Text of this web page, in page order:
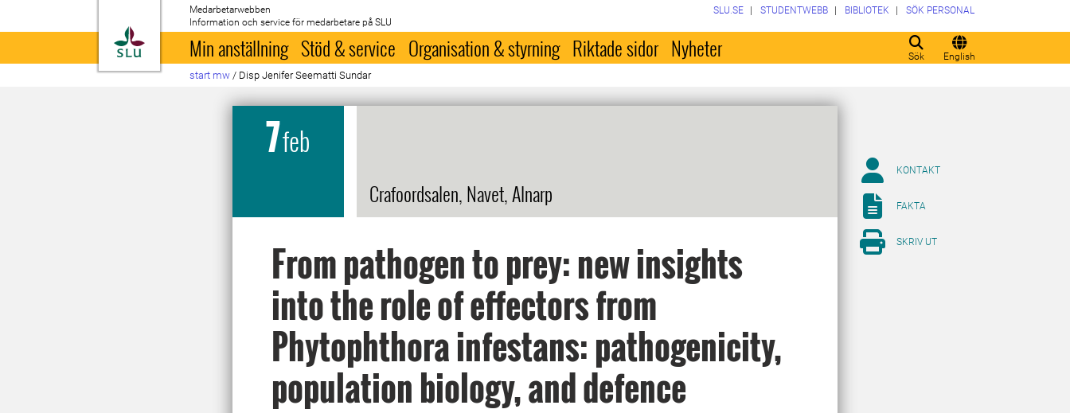
Till startsida
Medarbetarwebben
Information och service för medarbetare på SLU
Sök English
SLU.SE STUDENTWEBB BIBLIOTEK SÖK PERSONAL
Min anställning Stöd & service Organisation & styrning Riktade sidor Nyheter
start mw / Disp Jenifer Seematti Sundar
7feb
Crafoordsalen, Navet, Alnarp
From pathogen to prey: new insights
into the role of effectors from
Phytophthora infestans: pathogenicity,
population biology, and defence
KONTAKT
FAKTA
SKRIV UT